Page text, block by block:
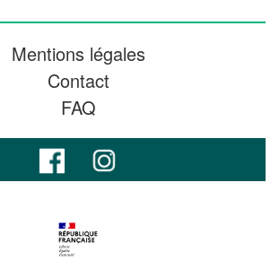
Mentions légales
Contact
FAQ